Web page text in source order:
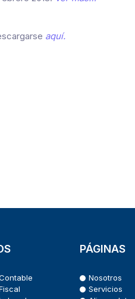
aquí.
PÁGINAS
Nosotros
Servicios